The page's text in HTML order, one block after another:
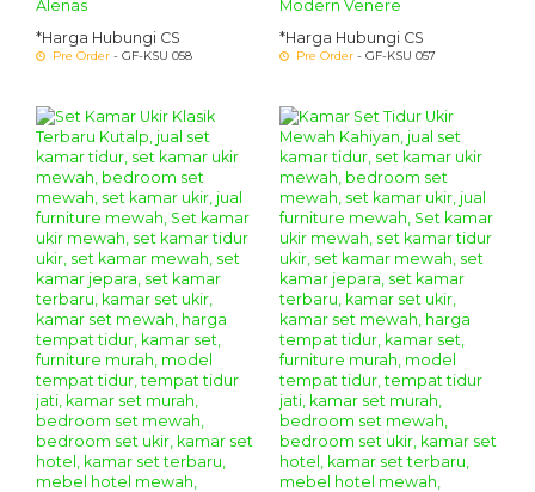
Alenas
*Harga Hubungi CS
Pre Order - GF-KSU 058
Modern Venere
*Harga Hubungi CS
Pre Order - GF-KSU 057